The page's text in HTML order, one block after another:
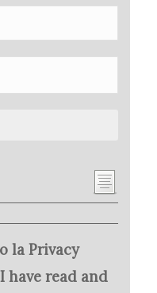
la Privacy
read and